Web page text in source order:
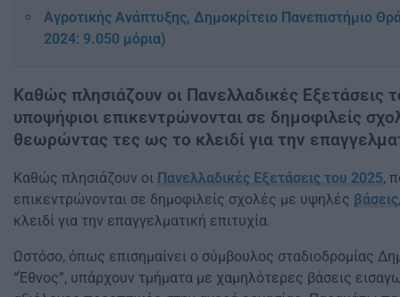
Αγροτικής Ανάπτυξης, Δημοκρίτειο Πανεπιστήμιο
2024: 9.050 μόρια)
Καθώς πλησιάζουν οι Πανελλαδικές Εξετάσεις
υποψήφιοι επικεντρώνονται σε δημοφιλείς
θεωρώντας τες ως το κλειδί για την
Καθώς πλησιάζουν οι Πανελλαδικές Εξετάσεις του 2025,
επικεντρώνονται σε δημοφιλείς σχολές με υψηλές βάσεις
κλειδί για την επαγγελματική επιτυχία.
Ωστόσο, όπως επισημαίνει ο σύμβουλος σταδιοδρομίας
“Έθνος”, υπάρχουν τμήματα με χαμηλότερες βάσεις